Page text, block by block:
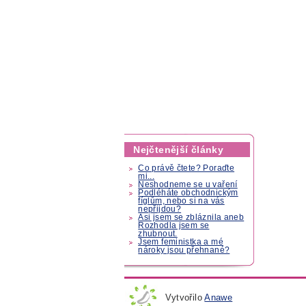
Nejčtenější články
Co právě čtete? Poraďte
mi...
Neshodneme se u vaření
Podléháte obchodnickým
fíglům, nebo si na vás
nepřijdou?
Asi jsem se zbláznila aneb
Rozhodla jsem se
zhubnout.
Jsem feministka a mé
nároky jsou přehnané?
VytvořiloAnawe